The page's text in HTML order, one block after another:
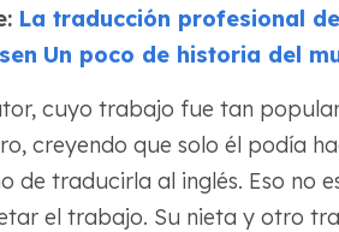
La traducción profesional
Un poco de historia del
cuyo trabajo fue tan
creyendo que solo él podía
de traducirla al inglés. Eso no
el trabajo. Su nieta y otro